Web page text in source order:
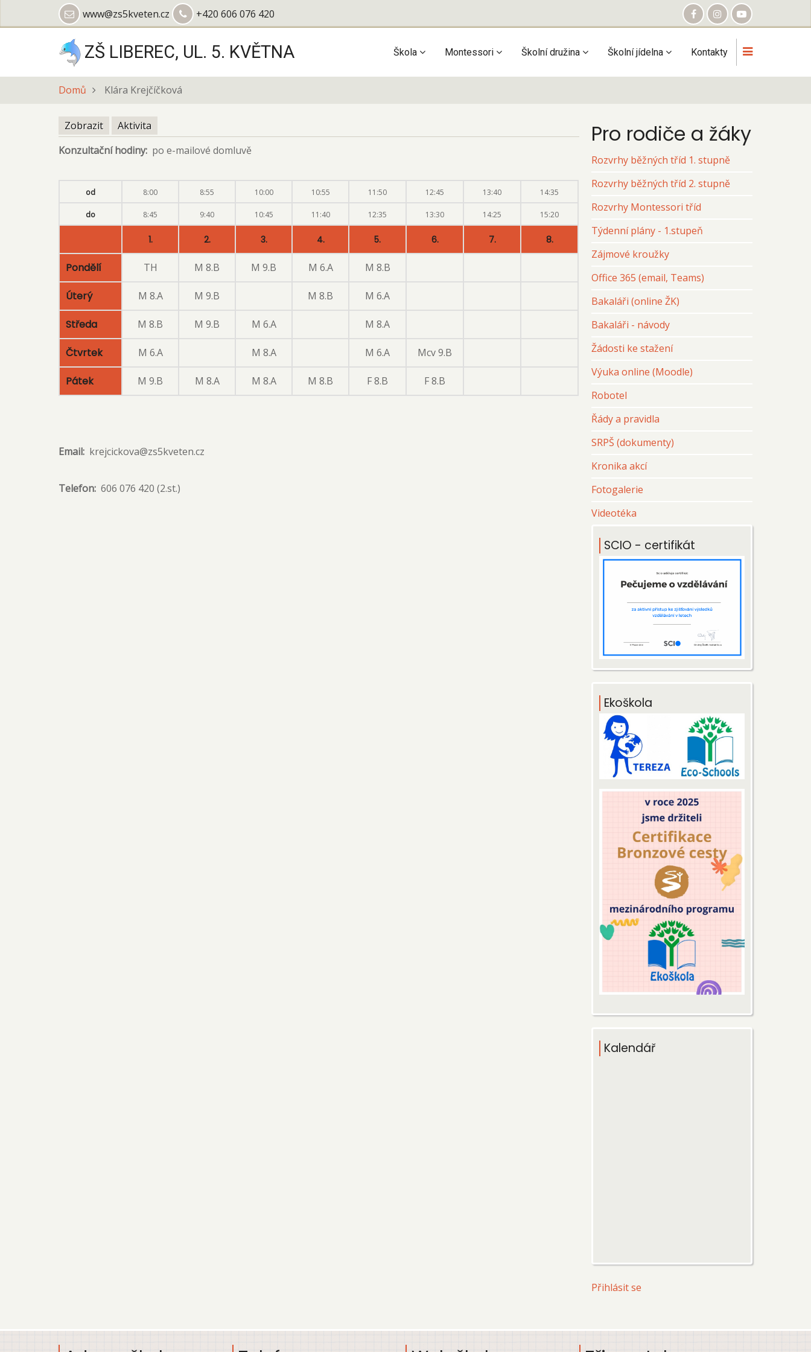
www@zs5kveten.cz +420 606 076 420
ZŠ LIBEREC, UL. 5. KVĚTNA
Main
navigation
Škola Montessori Školní družina Školní jídelna Kontakty
Domů Klára Krejčíčková
Hlavní
záložky
Zobrazit(aktivní
záložka)
Aktivita
Konzultační hodiny po e-mailové domluvě
od 8:00 8:55 10:00 10:55 11:50 12:45 13:40 14:35
do 8:45 9:40 10:45 11:40 12:35 13:30 14:25 15:20
1. 2. 3. 4. 5. 6. 7. 8.
Pondělí TH M 8.B M 9.B M 6.A M 8.B
Úterý M 8.A M 9.B M 8.B M 6.A
Středa M 8.B M 9.B M 6.A M 8.A
Čtvrtek M 6.A M 8.A M 6.A Mcv 9.B
Pátek M 9.B M 8.A M 8.A M 8.B F 8.B F 8.B
Email krejcickova@zs5kveten.cz
Telefon 606 076 420 (2.st.)
Pro rodiče a žáky
Rozvrhy běžných tříd 1. stupně
Rozvrhy běžných tříd 2. stupně
Rozvrhy Montessori tříd
Týdenní plány - 1.stupeň
Zájmové kroužky
Office 365 (email, Teams)
Bakaláři (online ŽK)
Bakaláři - návody
Žádosti ke stažení
Výuka online (Moodle)
Robotel
Řády a pravidla
SRPŠ (dokumenty)
Kronika akcí
Fotogalerie
Videotéka
SCIO - certifikát
Ekoškola
Kalendář
User
Přihlásit se